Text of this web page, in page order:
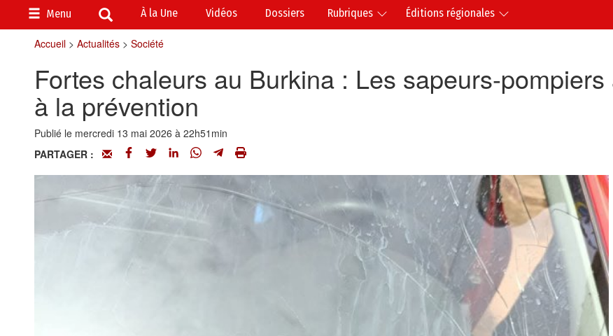
Menu À la Une Vidéos Dossiers Rubriques Éditions régionales
Accueil> Actualités> Société
Fortes chaleurs au Burkina : Les sapeurs-
à la prévention
Publié le mercredi 13 mai 2026 à 22h51min
PARTAGER :